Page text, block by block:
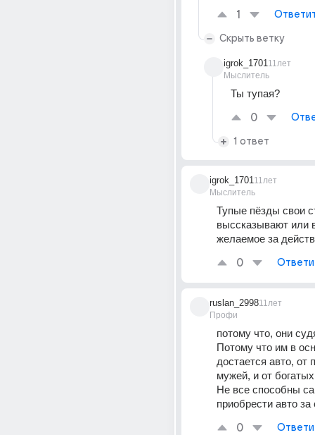
1
Скрыть ветку
igrok_1701
Мыслитель
11лет
Ты тупая?
0
1 ответ
igrok_1701
Мыслитель
11лет
Тупые пёзды свои
выссказывают или
желаемое за
0
ruslan_2998
Профи
11лет
потому что, они
Потому что им в
достается авто, от
мужей, и от
Не все способны
приобрести авто за
0